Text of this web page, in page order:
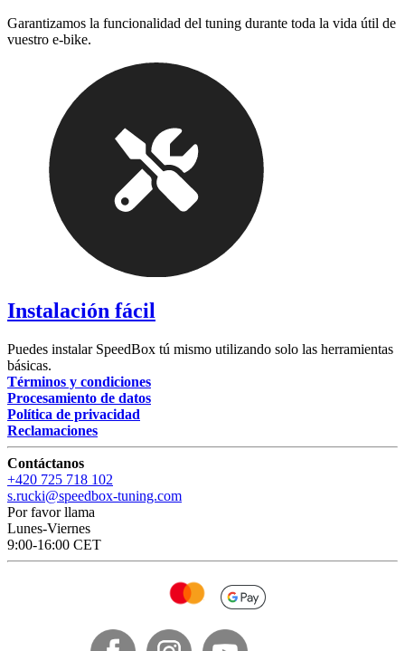
Garantizamos la funcionalidad del tuning durante toda la vida útil de
vuestro e-bike.
Instalación fácil
Puedes instalar SpeedBox tú mismo utilizando solo las herramientas
básicas.
Términos y condiciones
Procesamiento de datos
Política de privacidad
Reclamaciones
Contáctanos
+420 725 718 102
s.rucki@speedbox-tuning.com
Por favor llama
Lunes-Viernes
9:00-16:00 CET